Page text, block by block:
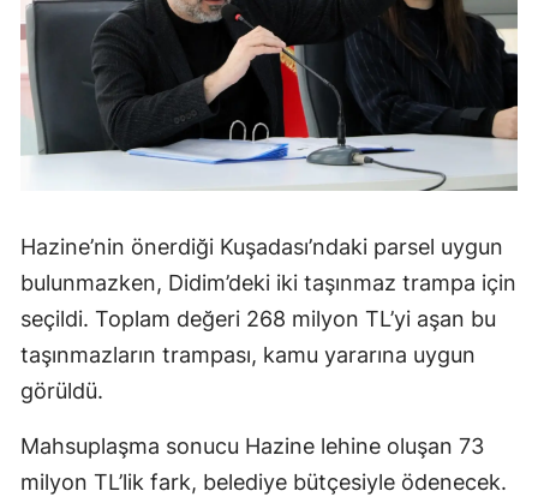
Hazine’nin önerdiği Kuşadası’ndaki parsel uygun
bulunmazken, Didim’deki iki taşınmaz trampa için
seçildi. Toplam değeri 268 milyon TL’yi aşan bu
taşınmazların trampası, kamu yararına uygun
görüldü.
Mahsuplaşma sonucu Hazine lehine oluşan 73
milyon TL’lik fark, belediye bütçesiyle ödenecek.